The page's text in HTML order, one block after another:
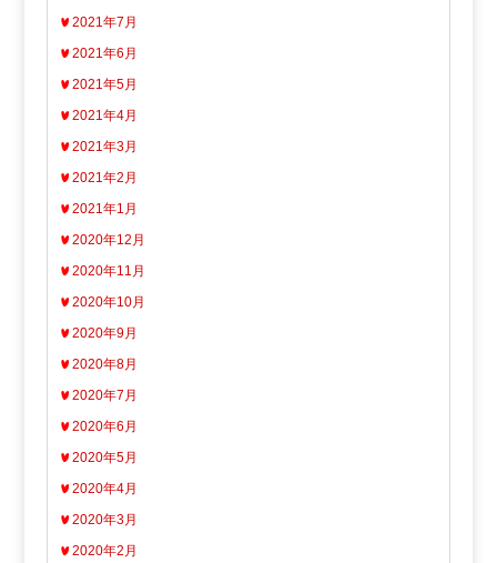
2021年7月
2021年6月
2021年5月
2021年4月
2021年3月
2021年2月
2021年1月
2020年12月
2020年11月
2020年10月
2020年9月
2020年8月
2020年7月
2020年6月
2020年5月
2020年4月
2020年3月
2020年2月